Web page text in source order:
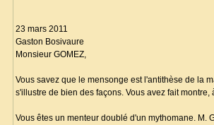
23 mars 2011
Gaston Bosivaure
Monsieur GOMEZ,
Vous savez que le mensonge est l'antithèse de la
s'illustre de bien des façons. Vous avez fait
Vous êtes un menteur doublé d'un mythomane. M.